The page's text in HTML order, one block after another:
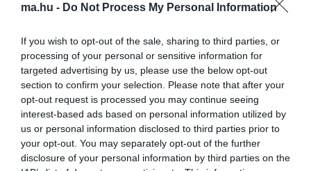
ma.hu - Do Not Process My Personal Information
If you wish to opt-out of the sale, sharing to third parties, or
processing of your personal or sensitive information for
targeted advertising by us, please use the below opt-out
section to confirm your selection. Please note that after your
opt-out request is processed you may continue seeing
interest-based ads based on personal information utilized by
us or personal information disclosed to third parties prior to
your opt-out. You may separately opt-out of the further
disclosure of your personal information by third parties on the
Portál szoftver és szerkesztőségi
•Médiaajánlat és hirdetési akciók•Impresszum• Adatvédelmi